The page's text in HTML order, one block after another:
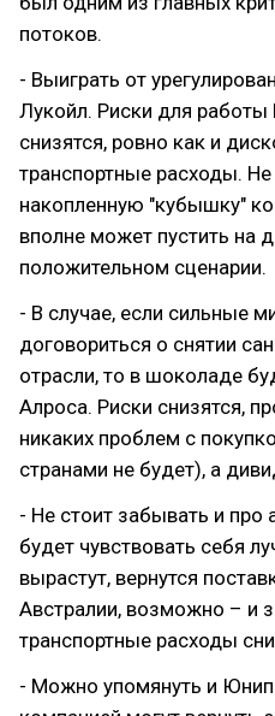
потоков.
- Выиграть от
Лукойл. Риски для работы
снизятся, ровно как и
транспортные расходы.
накопленную "кубышку"
вполне может пустить на
положительном сценарии.
- В случае, если сильные
договориться о снятии
отрасли, то в шоколаде
Алроса. Риски снизятся,
никаких проблем с
странами не будет), а
- Не стоит забывать и
будет чувствовать себя
вырастут, вернутся
Австралии, возможно – и
транспортные расходы
- Можно упомянуть и